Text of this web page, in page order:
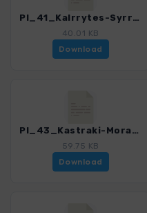
PI_41_Kalrrytes-Syrrako_4561_1.gpx
40.01 KB
Download
PI_43_Kastraki-Morava_4561_1.gpx
59.75 KB
Download